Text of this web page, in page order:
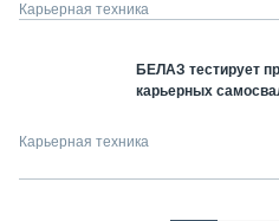
Карьерная техника
БЕЛАЗ тестирует
карьерных
Карьерная техника